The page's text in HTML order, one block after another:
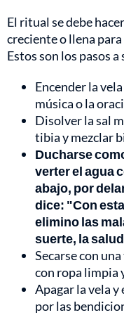
El ritual se debe
creciente o llena
Estos son los pasos a
Encender la
música o la
Disolver la sal
tibia y mezclar
Ducharse
verter el agua
abajo, por
dice: "Con
elimino las
suerte, la
Secarse con
con ropa limpia
Apagar la vela
por las